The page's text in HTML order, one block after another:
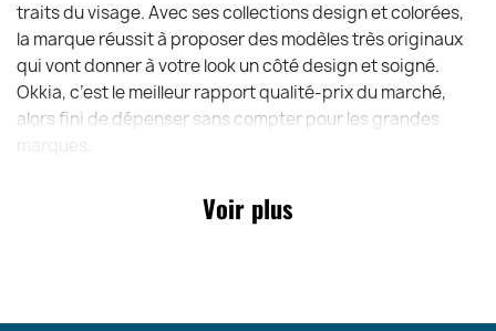
traits du visage. Avec ses collections design et colorées,
la marque réussit à proposer des modèles très originaux
qui vont donner à votre look un côté design et soigné.
Okkia, c’est le meilleur rapport qualité-prix du marché,
alors fini de dépenser sans compter pour les grandes
Voir plus